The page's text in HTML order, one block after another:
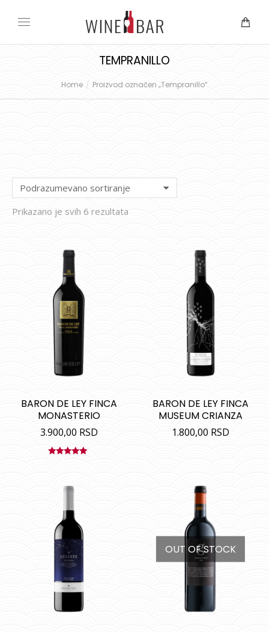
TEMPRANILLO
You are here:Home Proizvod označen „Tempranillo“
Prikazano je svih 6 rezultata
BARON DE LEY FINCA
MONASTERIO
3.900,00 RSD
BARON DE LEY FINCA
MUSEUM CRIANZA
1.800,00 RSD
OUT OF STOCK